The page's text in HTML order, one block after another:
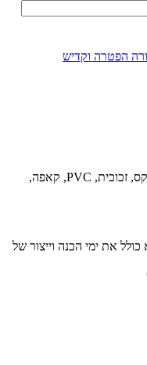
הפטרה וקדיש
ניתן להדפיס על מגוון חומרים, פרספקס, זכוכית, PVC, קאפה,
7 ימי עסקים לא כולל את ימי הכנה וייצור של